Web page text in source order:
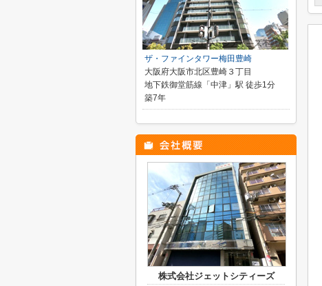
ザ・ファインタワー梅田豊崎
大阪府大阪市北区豊崎３丁目
地下鉄御堂筋線「中津」駅 徒歩1分
築7年
株式会社ジェットシティーズ